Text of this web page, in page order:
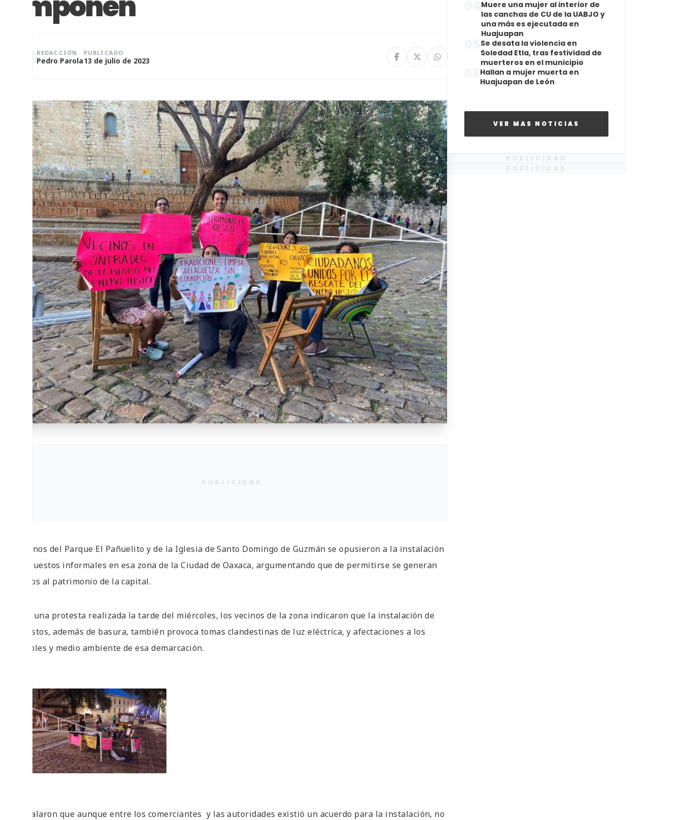
REDACCIÓN
Pedro Parola
PUBLICADO
13 de julio de 2023
Vecinos del Parque El Pañuelito y de la Iglesia de Santo Domingo de Guzmán se opusieron a la instalación
de puestos informales en esa zona de la Ciudad de Oaxaca, argumentando que de permitirse se generan
daños al patrimonio de la capital.
Con una protesta realizada la tarde del miércoles, los vecinos de la zona indicaron que la instalación de
puestos, además de basura, también provoca tomas clandestinas de luz eléctrica, y afectaciones a los
árboles y medio ambiente de esa demarcación.
Señalaron que aunque entre los comerciantes y las autoridades existió un acuerdo para la instalación, no
Muere una mujer al interior de
las canchas de CU de la UABJO y
una más es ejecutada en
Huajuapan
Se desata la violencia en
Soledad Etla, tras festividad de
muerteros en el municipio
Hallan a mujer muerta en
Huajuapan de León
VER MAS NOTICIAS